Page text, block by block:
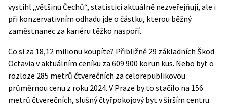
vystihl „většinu Čechů“, statistici aktuálně nezveřejňují, ale i
při konzervativním odhadu jde o částku, kterou běžný
zaměstnanec za kariéru těžko naspoří.
Co si za 18,12 milionu koupíte? Přibližně 29 základních Škod
Octavia v aktuálním ceníku za 609 900 korun kus. Nebo byt o
rozloze 285 metrů čtverečních za celorepublikovou
průměrnou cenu z roku 2024. V Praze by to stačilo na 156
metrů čtverečních, slušný čtyřpokojový byt v širším centru.